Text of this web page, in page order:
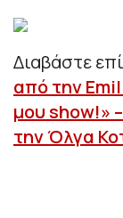
Διαβάστε
από την
μου show!»
την Όλγα